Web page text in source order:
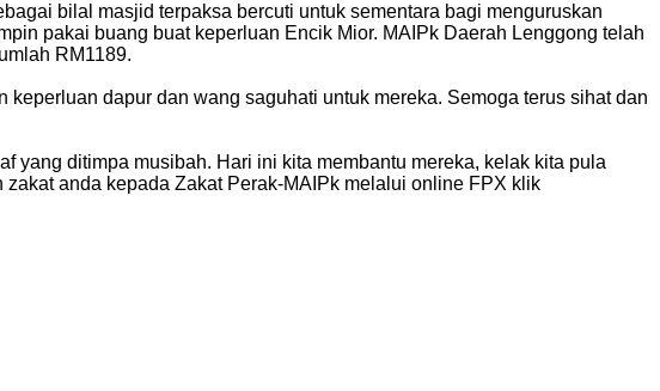
bilal masjid terpaksa bercuti untuk sementara bagi menguruskan
pakai buang buat keperluan Encik Mior. MAIPk Daerah Lenggong telah
RM1189.
dapur dan wang saguhati untuk mereka. Semoga terus sihat dan
yang ditimpa musibah. Hari ini kita membantu mereka, kelak kita pula
anda kepada Zakat Perak-MAIPk melalui online FPX klik